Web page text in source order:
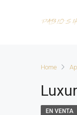
Home
EN VENTA